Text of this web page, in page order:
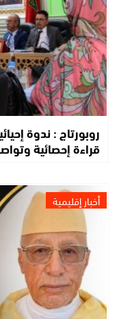
روبورتاج : ندوة
قراءة إحصائية
أخبار إقليمية